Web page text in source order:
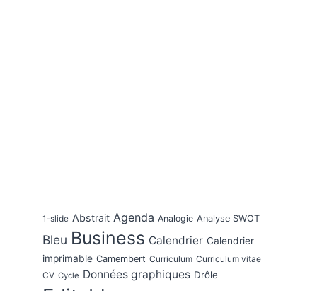
1-slide Abstrait Agenda Analogie Analyse SWOT
Bleu Business Calendrier Calendrier
imprimable Camembert Curriculum Curriculum vitae
CV Cycle Données graphiques Drôle